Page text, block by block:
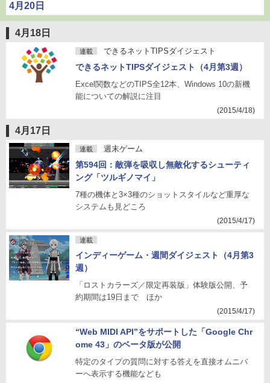
4月20日
4月18日
連載 できるネットTIPSダイジェスト
できるネットTIPSダイジェスト（4月第3週）
Excel関数などのTIPS全12本、Windows 10の新機
能についての解説に注目
(2015/4/18)
4月17日
連載 週末ゲーム
第594回：敵弾を吸収し無敵化するシューティ
ング「ツルギノマイ」
7種の機体と3×3種のショットスタイルなど重厚な
システムも見どころ
(2015/4/17)
連載
インディーゲーム・週間ダイジェスト（4月第3
週）
「ロストカラーズ／限定再装版」体験版公開、予
約期間は19日まで ほか
(2015/4/17)
“Web MIDI API”をサポートした「Google Chr
ome 43」のベータ版が公開
特定のタイプの質問に対する答えを直接オムニバ
ーへ表示する機能なども